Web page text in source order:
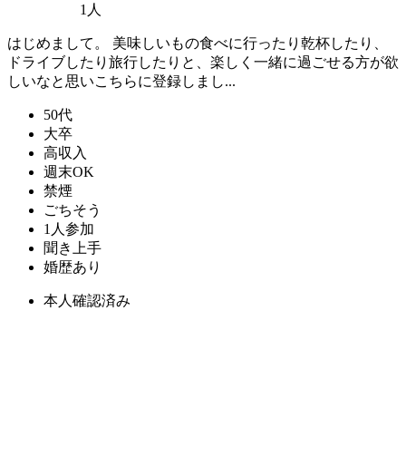
1人
はじめまして。 美味しいもの食べに行ったり乾杯したり、
ドライブしたり旅行したりと、楽しく一緒に過ごせる方が欲
しいなと思いこちらに登録しまし...
50代
大卒
高収入
週末OK
禁煙
ごちそう
1人参加
聞き上手
婚歴あり
本人確認済み